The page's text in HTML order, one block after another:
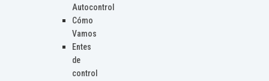
Autocontrol
Cómo
Vamos
Entes
de
control